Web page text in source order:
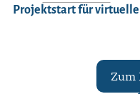
Projektstart für
Zum